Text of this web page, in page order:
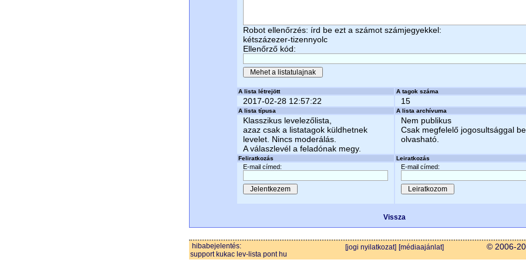
Robot ellenőrzés: írd be ezt a számot számjegyekkel:
kétszázezer-tizennyolc
Ellenőrző kód:
A lista létrejött A tagok száma
2017-02-28 12:57:22 15
A lista típusa A lista archívuma
Klasszikus levelezőlista,
azaz csak a listatagok küldhetnek
levelet. Nincs moderálás.
A válaszlevél a feladónak megy.
Nem publikus
Csak megfelelő jogosultsággal
olvasható.
Feliratkozás Leiratkozás
E-mail címed: E-mail címed:
Vissza
hibabejelentés:
support kukac lev-lista pont hu
© 2006-
[jogi nyilatkozat] [médiaajánlat]